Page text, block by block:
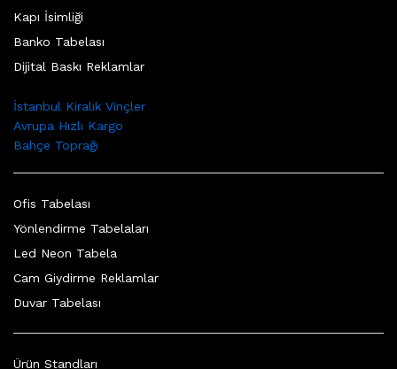
Kapı İsimliği
Banko Tabelası
Dijital Baskı Reklamlar
İstanbul Kiralık Vinçler
Avrupa Hızlı Kargo
Bahçe Toprağı
Ofis Tabelası
Yönlendirme Tabelaları
Led Neon Tabela
Cam Giydirme Reklamlar
Duvar Tabelası
Ürün Standları